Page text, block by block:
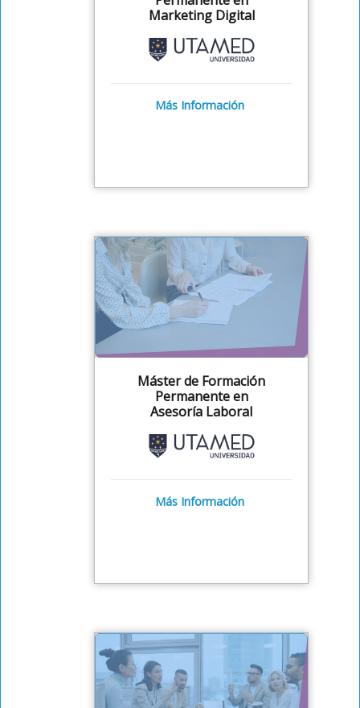
Marketing Digital
Más Información
Máster de Formación
Permanente en
Asesoría Laboral
Más Información